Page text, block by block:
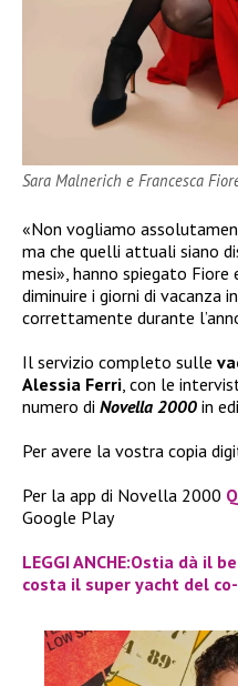
Sara Malnerich e Francesca
«Non vogliamo
ma che quelli attuali siano
mesi», hanno spiegato
diminuire i giorni di vacanza
correttamente durante
Il servizio completo sulle
Alessia Ferri, con le
numero di Novella 2000 in
Per avere la vostra copia
Per la app di Novella 2000
Google Play
LEGGI ANCHE:Ostia dà il
costa il super yacht del